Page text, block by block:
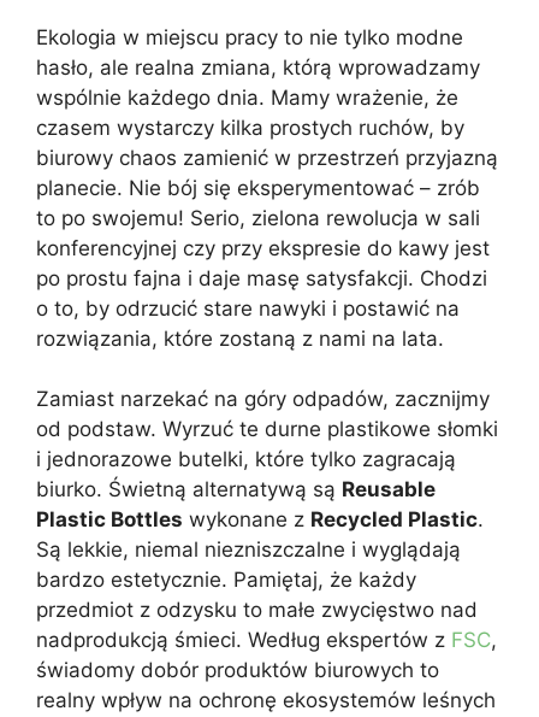
Ekologia w miejscu pracy to nie tylko modne
hasło, ale realna zmiana, którą wprowadzamy
wspólnie każdego dnia. Mamy wrażenie, że
czasem wystarczy kilka prostych ruchów, by
biurowy chaos zamienić w przestrzeń przyjazną
planecie. Nie bój się eksperymentować – zrób
to po swojemu! Serio, zielona rewolucja w sali
konferencyjnej czy przy ekspresie do kawy jest
po prostu fajna i daje masę satysfakcji. Chodzi
o to, by odrzucić stare nawyki i postawić na
rozwiązania, które zostaną z nami na lata.
Zamiast narzekać na góry odpadów, zacznijmy
od podstaw. Wyrzuć te durne plastikowe słomki
i jednorazowe butelki, które tylko zagracają
biurko. Świetną alternatywą są Reusable
Plastic Bottles wykonane z Recycled Plastic.
Są lekkie, niemal niezniszczalne i wyglądają
bardzo estetycznie. Pamiętaj, że każdy
przedmiot z odzysku to małe zwycięstwo nad
nadprodukcją śmieci. Według ekspertów z FSC,
świadomy dobór produktów biurowych to
realny wpływ na ochronę ekosystemów leśnych